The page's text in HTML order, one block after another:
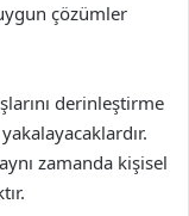
çözümler
derinleştirme
zamanda kişisel